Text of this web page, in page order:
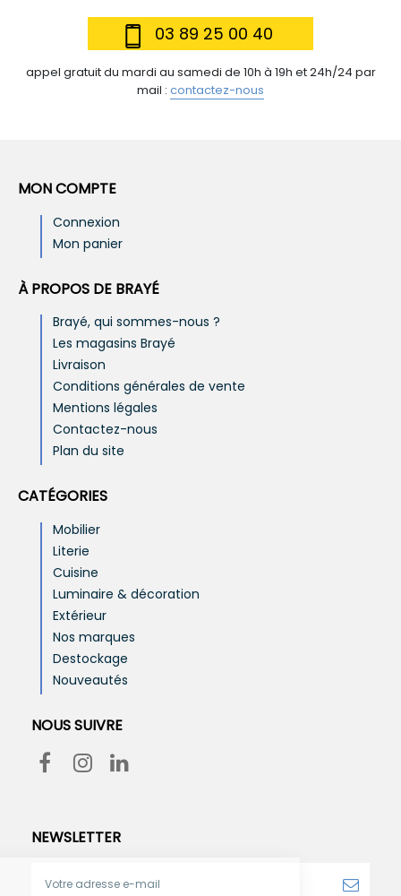
03 89 25 00 40
appel gratuit du mardi au samedi de 10h à 19h et 24h/24 par
mail : contactez-nous
MON COMPTE
Connexion
Mon panier
À PROPOS DE BRAYÉ
Brayé, qui sommes-nous ?
Les magasins Brayé
Livraison
Conditions générales de vente
Mentions légales
Contactez-nous
Plan du site
CATÉGORIES
Mobilier
Literie
Cuisine
Luminaire & décoration
Extérieur
Nos marques
Destockage
Nouveautés
NOUS SUIVRE
NEWSLETTER